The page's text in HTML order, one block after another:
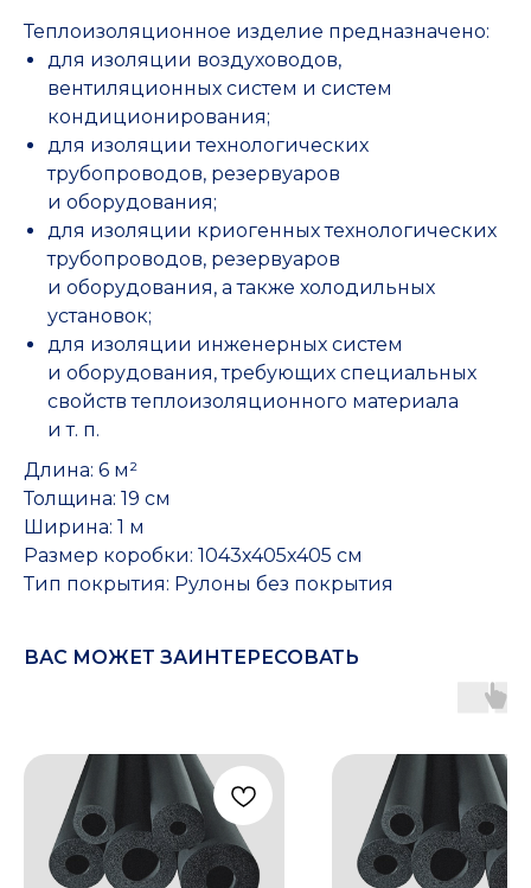
Теплоизоляционное изделие предназначено:
для изоляции воздуховодов,
вентиляционных систем и систем
кондиционирования;
для изоляции технологических
трубопроводов, резервуаров
и оборудования;
для изоляции криогенных технологических
трубопроводов, резервуаров
и оборудования, а также холодильных
установок;
для изоляции инженерных систем
и оборудования, требующих специальных
свойств теплоизоляционного материала
и т. п.
Длина: 6 м²
Толщина: 19 см
Ширина: 1 м
Размер коробки: 1043х405х405 см
Тип покрытия: Рулоны без покрытия
ВАС МОЖЕТ ЗАИНТЕРЕСОВАТЬ